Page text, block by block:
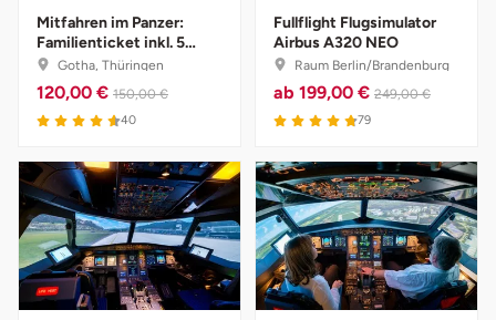
Mitfahren im Panzer:
Familienticket inkl. 5
Personen
Gotha, Thüringen
120,00 € 150,00 €
40
Fullflight Flugsimulator
Airbus A320 NEO
Raum Berlin/Brandenburg
ab 199,00 € 249,00 €
79
Bruchköbel
Burghausen
Calw
Chemnitz
Münster
Oberlausitz
Pirna
Riesa
Sangerhausen
Suhl
Unterwellenborn
Weimar